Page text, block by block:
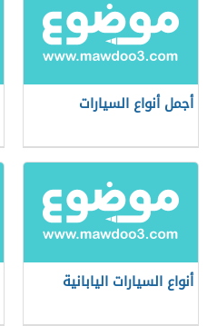
أجمل أنواع السيارات
أنواع السيارات اليابانية